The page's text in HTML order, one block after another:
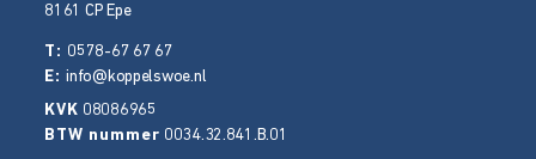
8161 CP Epe
T: 0578-67 67 67
E:info@koppelswoe.nl
KVK 08086965
BTW nummer 0034.32.841.B.01